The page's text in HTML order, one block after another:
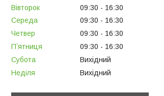
Вівторок
09:30
16:30
Середа
09:30
16:30
Четвер
09:30
16:30
Пʼятниця
09:30
16:30
Субота
Вихідний
Неділя
Вихідний